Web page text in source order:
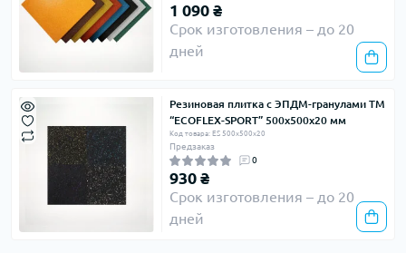
1 090 ₴
Срок изготовления – до 20
дней
Резиновая плитка с ЭПДМ-гранулами ТМ
“ECOFLEX-SPORT” 500х500х20 мм
Код товара: ES 500х500х20
Предзаказ
0
930 ₴
Срок изготовления – до 20
дней